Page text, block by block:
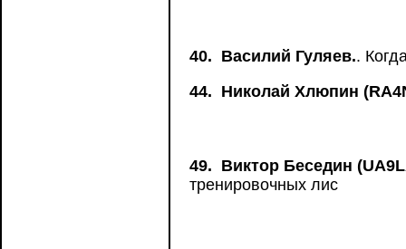
40. Василий Гуляев..
44. Николай Хлюпин
49. Виктор Беседин
тренировочных лис